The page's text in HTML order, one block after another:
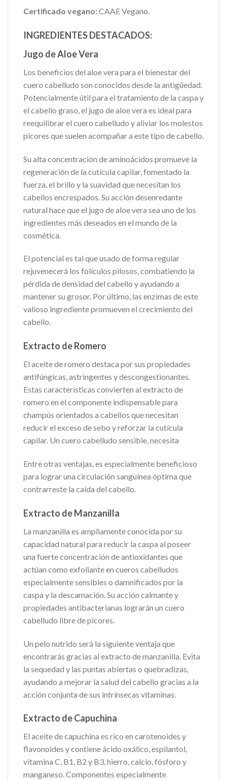
Certificado vegano:CAAE Vegano.
INGREDIENTES DESTACADOS:
Jugo de Aloe Vera
Los beneficios del aloe vera para el bienestar del
cuero cabelludo son conocidos desde la antigüedad.
Potencialmente útil para el tratamiento de la caspa y
el cabello graso, el jugo de aloe vera es ideal para
reequilibrar el cuero cabelludo y aliviar los molestos
picores que suelen acompañar a este tipo de cabello.
Su alta concentración de aminoácidos promueve la
regeneración de la cutícula capilar, fomentado la
fuerza, el brillo y la suavidad que necesitan los
cabellos encrespados. Su acción desenredante
natural hace que el jugo de aloe vera sea uno de los
ingredientes más deseados en el mundo de la
cosmética.
El potencial es tal que usado de forma regular
rejuvenecerá los folículos pilosos, combatiendo la
pérdida de densidad del cabello y ayudando a
mantener su grosor. Por último, las enzimas de este
valioso ingrediente promueven el crecimiento del
cabello.
Extracto de Romero
El aceite de romero destaca por sus propiedades
antifúngicas, astringentes y descongestionantes.
Estas características convierten al extracto de
romero en el componente indispensable para
champús orientados a cabellos que necesitan
reducir el exceso de sebo y reforzar la cutícula
capilar. Un cuero cabelludo sensible, necesita
Entre otras ventajas, es especialmente beneficioso
para lograr una circulación sanguínea óptima que
contrarreste la caída del cabello.
Extracto de Manzanilla
La manzanilla es ampliamente conocida por su
capacidad natural para reducir la caspa al poseer
una fuerte concentración de antioxidantes que
actúan como exfoliante en cueros cabelludos
especialmente sensibles o damnificados por la
caspa y la descamación. Su acción calmante y
propiedades antibacterianas lograrán un cuero
cabelludo libre de picores.
Un pelo nutrido será la siguiente ventaja que
encontrarás gracias al extracto de manzanilla. Evita
la sequedad y las puntas abiertas o quebradizas,
ayudando a mejorar la salud del cabello gracias a la
acción conjunta de sus intrínsecas vitaminas.
Extracto de Capuchina
El aceite de capuchina es rico en carotenoides y
flavonoides y contiene ácido oxálico, espilantol,
vitamina C, B1, B2 y B3, hierro, calcio, fósforo y
manganeso. Componentes especialmente